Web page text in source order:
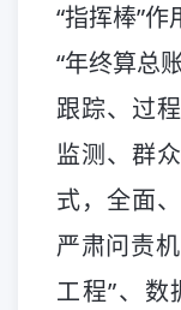
“指挥棒”
“年终算总
跟踪、过
监测、群
式，全面
严肃问责
工程”、